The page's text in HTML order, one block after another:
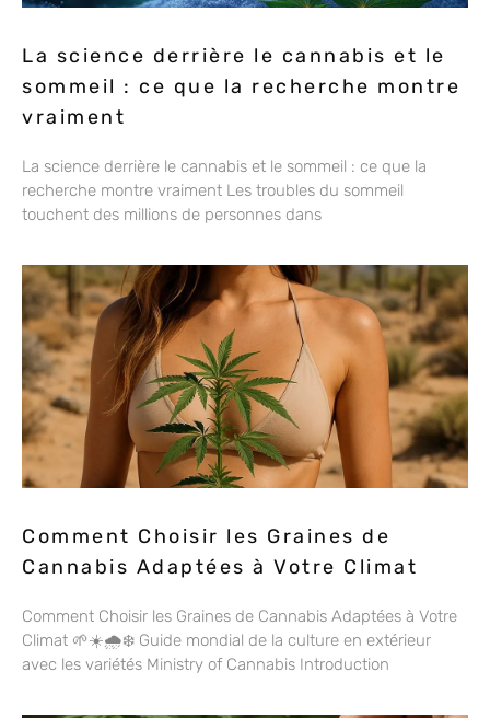
La science derrière le cannabis et le
sommeil : ce que la recherche montre
vraiment
La science derrière le cannabis et le sommeil : ce que la
recherche montre vraiment Les troubles du sommeil
touchent des millions de personnes dans
Comment Choisir les Graines de
Cannabis Adaptées à Votre Climat
Comment Choisir les Graines de Cannabis Adaptées à Votre
Climat 🌱☀️🌧️❄️ Guide mondial de la culture en extérieur
avec les variétés Ministry of Cannabis Introduction